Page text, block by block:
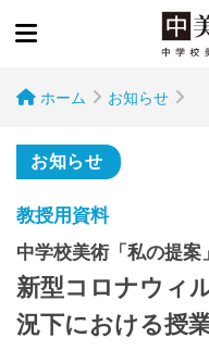
ホーム お知らせ
お知らせ
教授用資料
中学校美術「私の提案」
新型コロナウィ
況下における授